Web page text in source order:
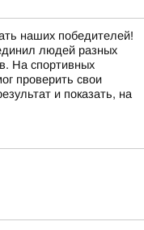
наших победителей!
людей разных
На спортивных
проверить свои
и показать, на